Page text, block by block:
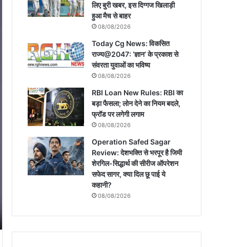
लिए बुरी खबर, इस दिग्गज खिलाड़ी
हुआ मैच से बाहर
08/08/2026
Today Cg News: विकसित
राज्य@2047: ‘ज्ञान’ के प्रकाश से
संवरता युवाओं का भविष्य
08/08/2026
RBI Loan New Rules: RBI का
बड़ा फैसला; लोन देने का न‍ियम बदले,
फ्रॉड पर लगेगी लगाम
08/08/2026
Operation Safed Sagar
Review: देशभक्ति से भरपूर है जिमी
शेरगिल-सिद्धार्थ की सीरीज ऑपरेशन
सफेद सागर, क्या दिल छू पाई ये
कहानी?
08/08/2026